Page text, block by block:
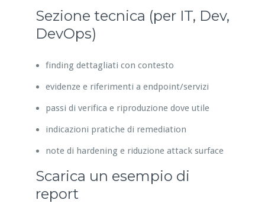
Sezione tecnica (per IT, Dev,
DevOps)
finding dettagliati con contesto
evidenze e riferimenti a endpoint/servizi
passi di verifica e riproduzione dove utile
indicazioni pratiche di remediation
note di hardening e riduzione attack surface
Scarica un esempio di
report